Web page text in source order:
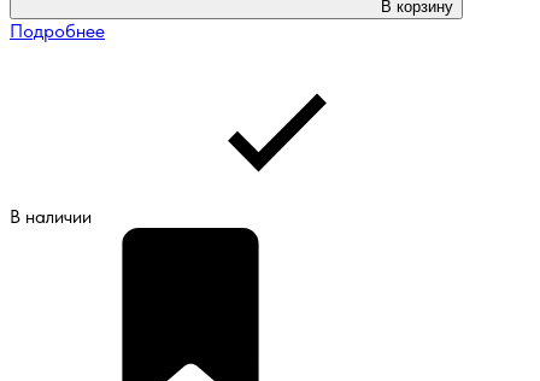
В корзину
Подробнее
В наличии